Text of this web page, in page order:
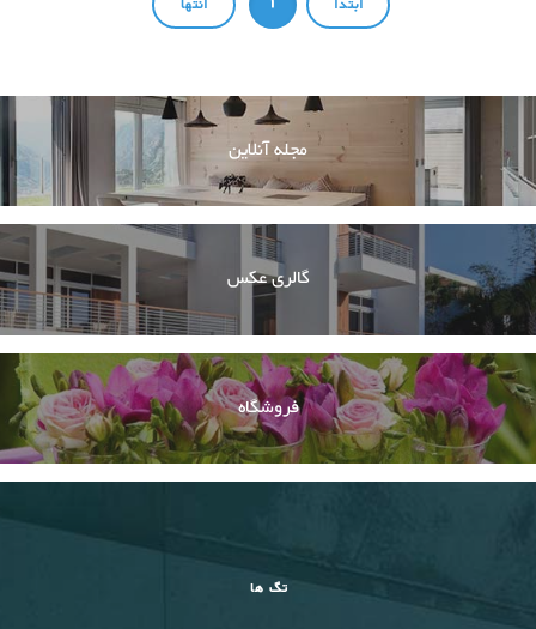
مجله آنلاین
گالری عکس
فروشگاه
تگ ها